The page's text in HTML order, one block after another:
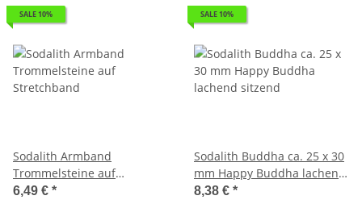
SALE 10%
Sodalith Armband
Trommelsteine auf
Stretchband
6,49 € *
SALE 10%
Sodalith Buddha ca. 25 x 30
mm Happy Buddha lachend
sitzend
8,38 € *